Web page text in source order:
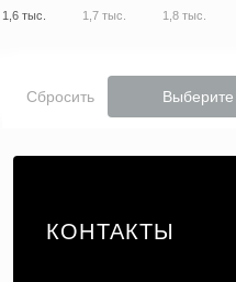
1,6 тыс. 1,7 тыс. 1,8 тыс.
Сбросить
КОНТАКТЫ